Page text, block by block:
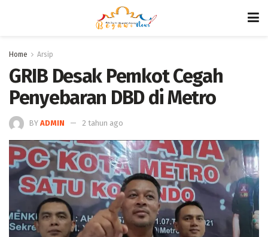
Home Arsip
GRIB Desak Pemkot Cegah
Penyebaran DBD di Metro
BY ADMIN 2 tahun ago